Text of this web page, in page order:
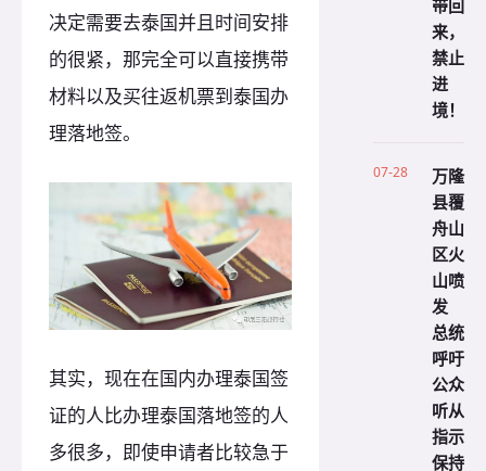
决定需要去泰国并且时间安排
的很紧，那完全可以直接携带
材料以及买往返机票到泰国办
理落地签。
其实，现在在国内办理泰国签
证的人比办理泰国落地签的人
多很多，即使申请者比较急于
带回
来，
禁止
进
境！
07-28
万隆
县覆
舟山
区火
山喷
发
总统
呼吁
公众
听从
指示
保持